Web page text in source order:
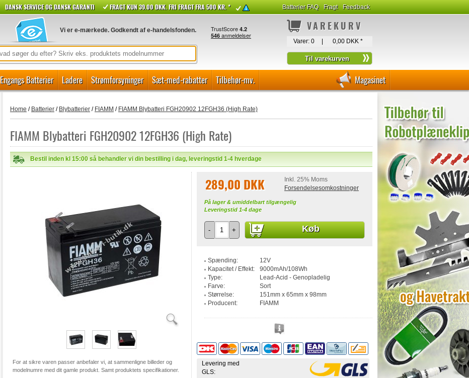
DANSK SERVICE OG DANSK GARANTI FRAGT KUN 39.00 DKK. FRI FRAGT FRA 500 KR. * Batterier FAQ Fragt Feedback
Vi er e-mærkede. Godkendt af e-handelsfonden. VAREKURV
Varer: 0 0,00 DKK *
Engangs Batterier Ladere Strømforsyninger Sæt-med-rabatter Tilbehør-mv. Magasinet
Home / Batterier/ Blybatterier/ FIAMM / FIAMM Blybatteri FGH20902 12FGH36 (High Rate)
FIAMM Blybatteri FGH20902 12FGH36 (High Rate)
Bestil inden kl 15:00 så behandler vi din bestilling i dag, leveringstid 1-4 hverdage
For at sikre varen passer anbefaler vi, at sammenligne billeder og
modelnumre med dit gamle produkt. Samt produktets specifikationer.
289,00 DKK
Inkl. 25% Moms
Forsendelsesomkostninger
På lager & umiddelbart tilgængelig
Leveringstid 1-4 dage
- + Køb
Spænding:
12V
Kapacitet / Effekt:
9000mAh/108Wh
Type:
Lead-Acid - Genopladelig
Farve:
Sort
Størrelse:
151mm x 65mm x 98mm
Producent:
FIAMM
Levering med
GLS: